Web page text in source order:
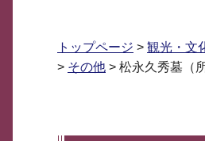
トップページ > 観光・文
> その他 > 松永久秀墓（